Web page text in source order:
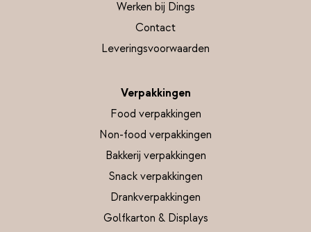
Werken bij Dings
Contact
Leveringsvoorwaarden
Verpakkingen
Food verpakkingen
Non-food verpakkingen
Bakkerij verpakkingen
Snack verpakkingen
Drankverpakkingen
Golfkarton & Displays